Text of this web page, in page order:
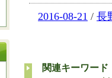
2016-08-21 / 長
関連キーワード